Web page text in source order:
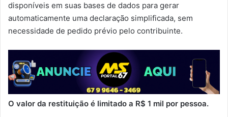
disponíveis em suas bases de dados para gerar
automaticamente uma declaração simplificada, sem
necessidade de pedido prévio pelo contribuinte.
O valor da restituição é limitado a R$ 1 mil por pessoa.